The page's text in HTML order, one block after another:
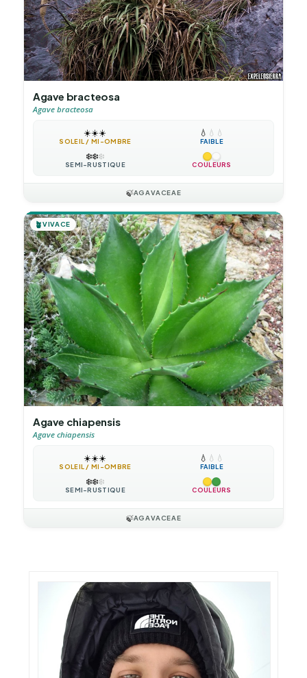
Agave bracteosa
Agave bracteosa
☀️☀️☀️
SOLEIL / MI-OMBRE
💧 💧 💧
FAIBLE
❄️❄️❄️
SEMI-RUSTIQUE COULEURS
🍃AGAVACEAE
🪴VIVACE
Agave chiapensis
Agave chiapensis
☀️☀️☀️
SOLEIL / MI-OMBRE
💧 💧 💧
FAIBLE
❄️❄️❄️
SEMI-RUSTIQUE COULEURS
🍃AGAVACEAE